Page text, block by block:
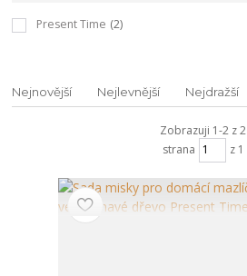
Present Time (2)
Nejnovější Nejlevnější Nejdražší
Zobrazuji 1-2 z 2
strana
z 1